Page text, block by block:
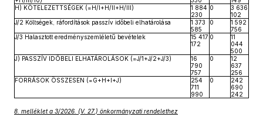
H) KÖTELEZETTSÉGEK (=H/I+H/II+H/III)
1 884
230
0
3 636
102
J/2 Költségek, ráfordítások passzív időbeli elhatárolása
1 373
585
0
1 592
756
J/3 Halasztott eredményszemléletű bevételek
15 417
172
0
11
044
500
J) PASSZÍV IDŐBELI ELHATÁROLÁSOK (=J/1+J/2+J/3)
16
790
757
0
12
637
256
FORRÁSOK ÖSSZESEN (=G+H+I+J)
254
711
990
0
242
690
242
8. melléklet a 3/2026. (V. 27.) önkormányzati rendelethez